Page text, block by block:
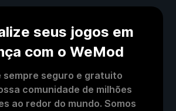
seus jogos em
com o WeMod
sempre seguro e gratuito
comunidade de milhões
ao redor do mundo. Somos